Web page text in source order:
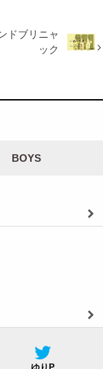
ドブリニャ
ック
BOYS